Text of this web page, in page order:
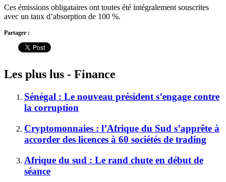
Ces émissions obligataires ont toutes été intégralement souscrites
avec un taux d’absorption de 100 %.
Partager :
Les plus lus - Finance
Sénégal : Le nouveau président s’engage contre
la corruption
Cryptomonnaies : l’Afrique du Sud s’apprête à
accorder des licences à 60 sociétés de trading
Afrique du sud : Le rand chute en début de
séance